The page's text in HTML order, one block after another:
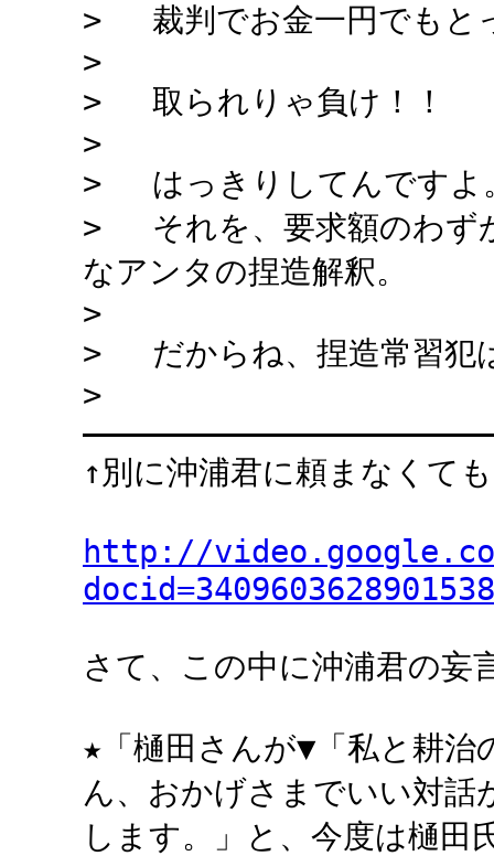
> 裁判でお金一円でもと
>
> 取られりゃ負け！！
>
> はっきりしてんですよ
> それを、要求額のわず
なアンタの捏造解釈。
>
> だからね、捏造常習犯
>
↑別に沖浦君に頼まなくて
http://
さて、この中に沖浦君の妄
★「樋田さんが▼「私と耕
ん、おかげさまでいい対話
します。」と、今度は樋田